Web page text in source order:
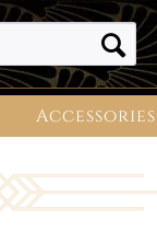
Accessories